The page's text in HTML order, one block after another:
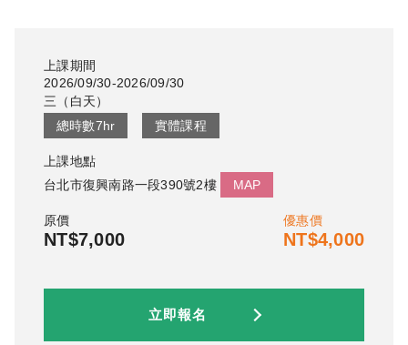
上課期間
2026/09/30-2026/09/30
三 （ 白天）
總時數7hr 實體課程
上課地點
台北市復興南路一段390號2樓
MAP
原價
NT$7,000
優惠價
NT$4,000
立即報名